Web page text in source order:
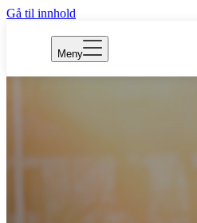
Gå til innhold
Meny